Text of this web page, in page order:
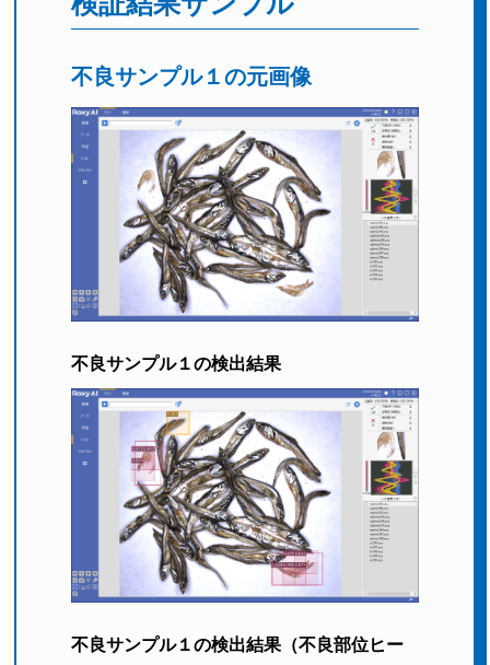
不良サンプル１の元画像
不良サンプル１の検出結果
不良サンプル１の検出結果（不良部位ヒー